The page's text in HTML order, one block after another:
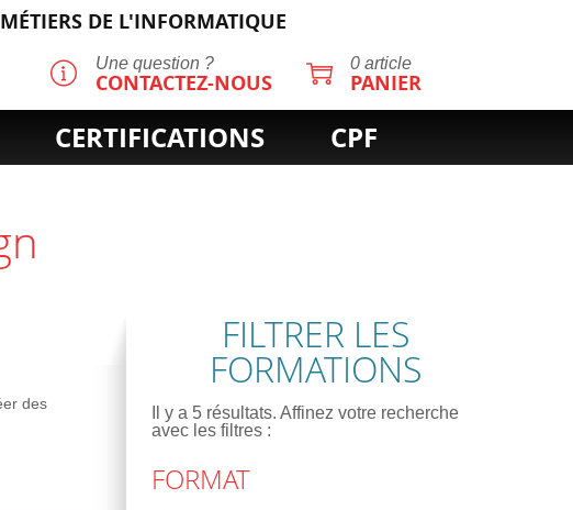
DE L'INFORMATIQUE
Une question ?
CONTACTEZ-NOUS
0 article
PANIER
CERTIFICATIONS CPF
FILTRER LES
FORMATIONS
Il y a 5 résultats. Affinez votre recherche
avec les filtres :
FORMAT
des